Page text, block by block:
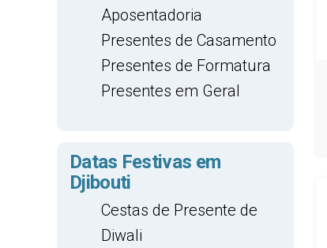
Aposentadoria
Presentes de Casamento
Presentes de Formatura
Presentes em Geral
Datas Festivas em
Djibouti
Cestas de Presente de
Diwali